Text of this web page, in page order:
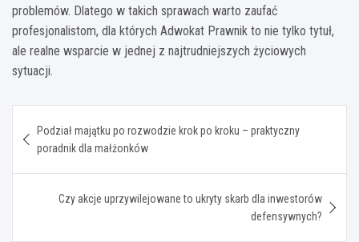
problemów. Dlatego w takich sprawach warto zaufać
profesjonalistom, dla których Adwokat Prawnik to nie tylko tytuł,
ale realne wsparcie w jednej z najtrudniejszych życiowych
sytuacji.
wpisu
Podział majątku po rozwodzie krok po kroku – praktyczny
poradnik dla małżonków
Czy akcje uprzywilejowane to ukryty skarb dla inwestorów
defensywnych?